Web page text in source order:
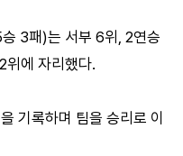
3패)는 서부 6위, 2연승
위에 자리했다.
기록하며 팀을 승리로 이